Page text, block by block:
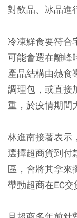
對飲品、冰品進
冷凍鮮食要符合
可能會選在離峰
產品結構由熱食
調理包，或直接
重，於疫情期間
林進南接著表示
選擇超商貨到付
區，會將其拿來
帶動超商在EC交